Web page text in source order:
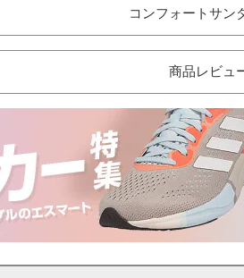
コンフォートサン
商品レビュ